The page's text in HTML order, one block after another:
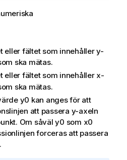
eller fältet som innehållery-
ska mätas.
eller fältet som innehåller x-
ska mätas.
y0 kan anges för att
att passera y-axeln
Om såväly0 som x0
forceras att passera